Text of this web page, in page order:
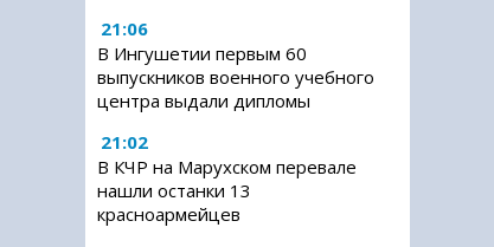
21:06
В Ингушетии первым 60
выпускников военного учебного
центра выдали дипломы
21:02
В КЧР на Марухском перевале
нашли останки 13
красноармейцев